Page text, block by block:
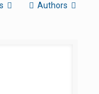
Authors